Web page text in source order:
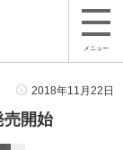
メニュー
2018年11月22日
開始